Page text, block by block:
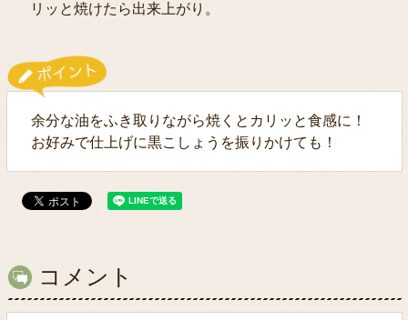
リッと焼けたら出来上がり。
余分な油をふき取りながら焼くとカリッと食感に！
お好みで仕上げに黒こしょうを振りかけても！
コメント